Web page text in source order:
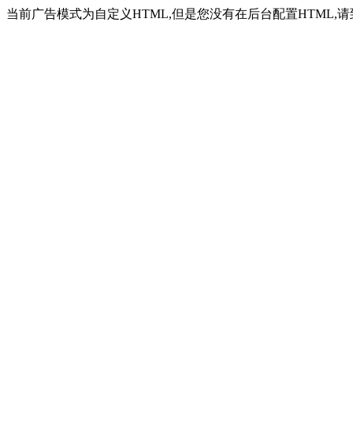
当前广告模式为自定义HTML,但是您没有在后台配置HTML,